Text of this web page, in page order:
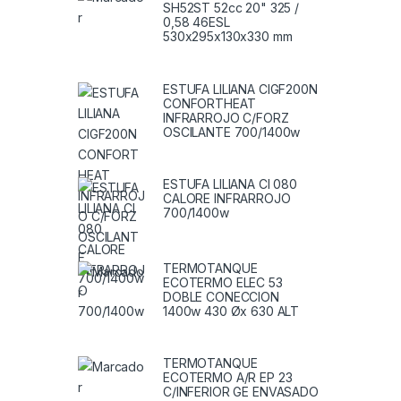
SH52ST 52cc 20" 325 /
0,58 46ESL
530x295x130x330 mm
ESTUFA LILIANA CIGF200N
CONFORTHEAT
INFRARROJO C/FORZ
OSCILANTE 700/1400w
ESTUFA LILIANA CI 080
CALORE INFRARROJO
700/1400w
TERMOTANQUE
ECOTERMO ELEC 53
DOBLE CONECCION
1400w 430 Øx 630 ALT
TERMOTANQUE
ECOTERMO A/R EP 23
C/INFERIOR GE ENVASADO